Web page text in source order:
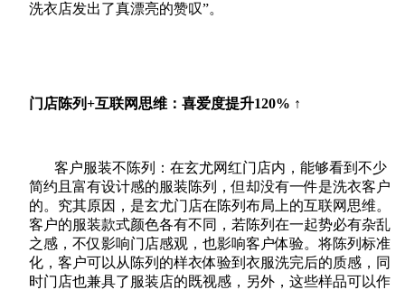
洗衣店发出了真漂亮的赞叹”。
门店陈列+互联网思维：喜爱度提升120% ↑
客户服装不陈列：在玄尤网红门店内，能够看到不少
简约且富有设计感的服装陈列，但却没有一件是洗衣客户
的。究其原因，是玄尤门店在陈列布局上的互联网思维。
客户的服装款式颜色各有不同，若陈列在一起势必有杂乱
之感，不仅影响门店感观，也影响客户体验。将陈列标准
化，客户可以从陈列的样衣体验到衣服洗完后的质感，同
时门店也兼具了服装店的既视感，另外，这些样品可以作